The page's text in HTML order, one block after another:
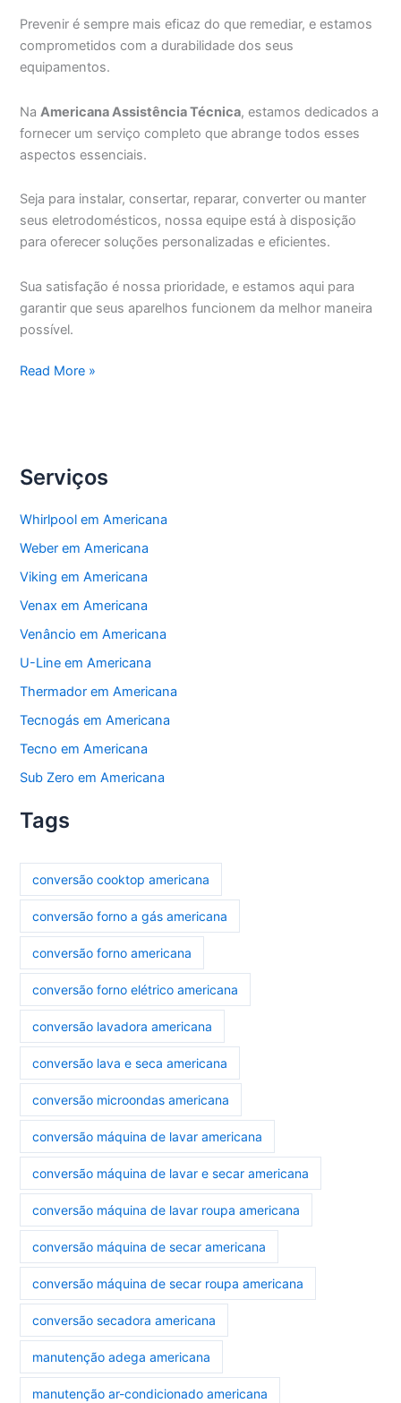
Prevenir é sempre mais eficaz do que remediar, e estamos
comprometidos com a durabilidade dos seus
equipamentos.
NaAmericana Assistência Técnica, estamos dedicados a
fornecer um serviço completo que abrange todos esses
aspectos essenciais.
Seja para instalar, consertar, reparar, converter ou manter
seus eletrodomésticos, nossa equipe está à disposição
para oferecer soluções personalizadas e eficientes.
Sua satisfação é nossa prioridade, e estamos aqui para
garantir que seus aparelhos funcionem da melhor maneira
possível.
Americana
Read More »
Serviços
Whirlpool em Americana
Weber em Americana
Viking em Americana
Venax em Americana
Venâncio em Americana
U-Line em Americana
Thermador em Americana
Tecnogás em Americana
Tecno em Americana
Sub Zero em Americana
Tags
conversão cooktop americana
conversão forno a gás americana
conversão forno americana
conversão forno elétrico americana
conversão lavadora americana
conversão lava e seca americana
conversão microondas americana
conversão máquina de lavar americana
conversão máquina de lavar e secar americana
conversão máquina de lavar roupa americana
conversão máquina de secar americana
conversão máquina de secar roupa americana
conversão secadora americana
manutenção adega americana
manutenção ar-condicionado americana